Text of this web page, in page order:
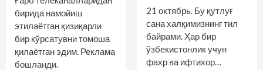
бирида намойиш
этилаётган қизиқарли
бир кўрсатувни томоша
қилаётган эдим. Реклама
бошланди.
21 октябрь. Бу қутлуғ
сана халқимизнинг тил
байрами. Ҳар бир
ўзбекистонлик учун
фахр ва ифтихор…